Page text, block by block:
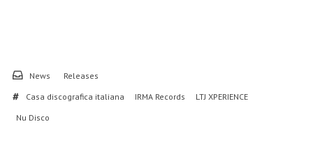
News
Releases
Casa discografica italiana
IRMA Records
LTJ XPERIENCE
Nu Disco